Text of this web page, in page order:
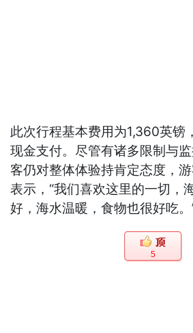
此次行程基本费用为1,360英镑
现金支付。尽管有诸多限制与
客仍对整体体验持肯定态度，
表示，“我们喜欢这里的一切，
好，海水温暖，食物也很好吃。
5